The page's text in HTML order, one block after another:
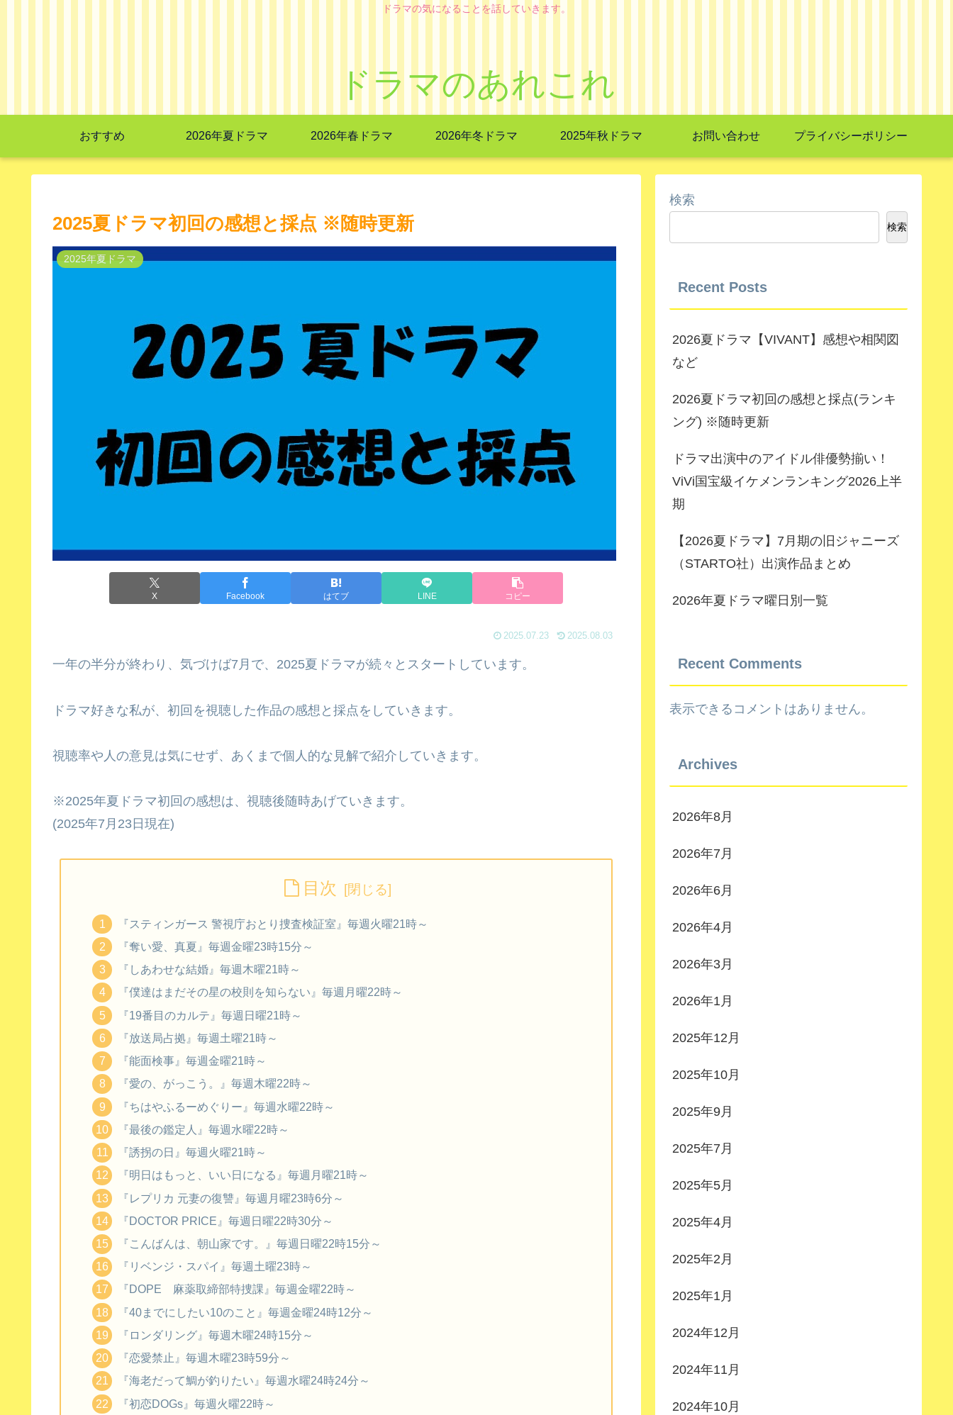
ドラマの気になることを話していきます。
ドラマのあれこれ
おすすめ 2026年夏ドラマ 2026年春ドラマ 2026年冬ドラマ 2025年秋ドラマ お問い合わせ プライバシーポリシー
2025夏ドラマ初回の感想と採点 ※随時更新
2025年夏ドラマ
X Facebook はてブ LINE コピー
2025.07.23 2025.08.03
一年の半分が終わり、気づけば7月で、2025夏ドラマが続々とスタートしています。
ドラマ好きな私が、初回を視聴した作品の感想と採点をしていきます。
視聴率や人の意見は気にせず、あくまで個人的な見解で紹介していきます。
※2025年夏ドラマ初回の感想は、視聴後随時あげていきます。
(2025年7月23日現在)
目次
『スティンガース 警視庁おとり捜査検証室』毎週火曜21時～
『奪い愛、真夏』毎週金曜23時15分～
『しあわせな結婚』毎週木曜21時～
『僕達はまだその星の校則を知らない』毎週月曜22時～
『19番目のカルテ』毎週日曜21時～
『放送局占拠』毎週土曜21時～
『能面検事』毎週金曜21時～
『愛の、がっこう。』毎週木曜22時～
『ちはやふるーめぐりー』毎週水曜22時～
『最後の鑑定人』毎週水曜22時～
『誘拐の日』毎週火曜21時～
『明日はもっと、いい日になる』毎週月曜21時～
『レプリカ 元妻の復讐』毎週月曜23時6分～
『DOCTOR PRICE』毎週日曜22時30分～
『こんばんは、朝山家です。』毎週日曜22時15分～
『リベンジ・スパイ』毎週土曜23時～
『DOPE 麻薬取締部特捜課』毎週金曜22時～
『40までにしたい10のこと』毎週金曜24時12分～
『ロンダリング』毎週木曜24時15分～
『恋愛禁止』毎週木曜23時59分～
『海老だって鯛が釣りたい』毎週水曜24時24分～
『初恋DOGs』毎週火曜22時～
検索
検索
Recent Posts
2026夏ドラマ【VIVANT】感想や相関図
など
2026夏ドラマ初回の感想と採点(ランキ
ング) ※随時更新
ドラマ出演中のアイドル俳優勢揃い！
ViVi国宝級イケメンランキング2026上半
期
【2026夏ドラマ】7月期の旧ジャニーズ
（STARTO社）出演作品まとめ
2026年夏ドラマ曜日別一覧
Recent Comments
表示できるコメントはありません。
Archives
2026年8月
2026年7月
2026年6月
2026年4月
2026年3月
2026年1月
2025年12月
2025年10月
2025年9月
2025年7月
2025年5月
2025年4月
2025年2月
2025年1月
2024年12月
2024年11月
2024年10月